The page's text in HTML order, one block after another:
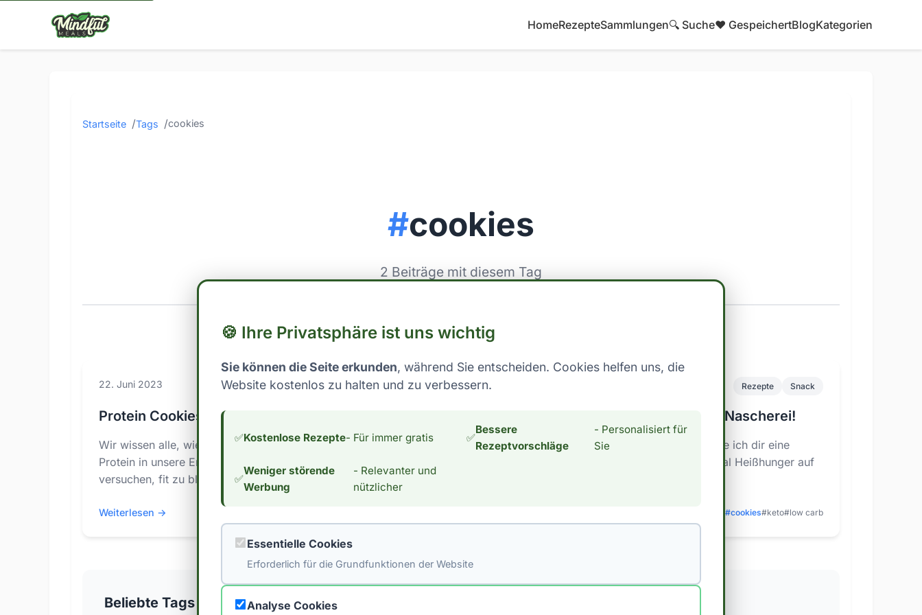
HomeRezepteSammlungen🔍 Suche❤️ GespeichertBlogKategorien
Startseite Tags cookies
#cookies
2 Beiträge mit diesem Tag
22. Juni 2023 Backen Rezepte
Protein Cookies
Wir wissen alle, wie schwierig es sein kann, auf gesunde Weise
Protein in unsere Ernährung einzubauen, besonders wenn wir
versuchen, fit zu bleiben oder...
Weiterlesen →
Rezepte Snack
Keto-Cookies: Deine neue gesunde Nascherei!
Hallo liebe Leserinnen und Leser! Heute werde ich dir eine
fantastische Lösung präsentieren, wenn du mal Heißhunger auf
#cookies#keto#low carb
Beliebte Tags
🍪 Ihre Privatsphäre ist uns wichtig
Sie können die Seite erkunden, während Sie entscheiden. Cookies helfen uns, die
Website kostenlos zu halten und zu verbessern.
✅Kostenlose Rezepte- Für immer gratis ✅
Bessere
Rezeptvorschläge
- Personalisiert für
Sie
✅
Weniger störende
Werbung
- Relevanter und
nützlicher
Essentielle Cookies
Erforderlich für die Grundfunktionen der Website
Analyse Cookies